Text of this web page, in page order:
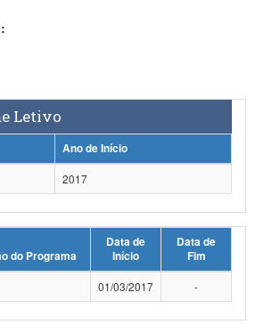
Regional
e dos Direitos Humanos
Letivo
Ano de Início
2017
do Programa
Data de
Início
Data de
Fim
01/03/2017 -